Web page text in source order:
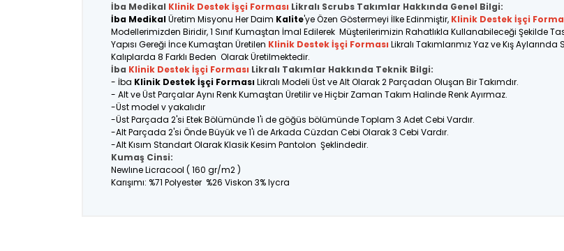
İba Medikal Klinik Destek İşçi Forması Likralı Scrubs Takımlar Hakkında Genel Bilgi:
İba MedikalÜretim Misyonu Her Daim Kalite'ye Özen Göstermeyi İlke Edinmiştir, Klinik Destek İşçi
Modellerimizden Biridir, 1 Sınıf Kumaştan İmal Edilerek Müşterilerimizin Rahatlıkla Kullanabileceği Şekilde
Yapısı Gereği İnce Kumaştan Üretilen Klinik Destek İşçi Forması Likralı Takımlarımız Yaz ve Kış
Kalıplarda 8 Farklı Beden Olarak Üretilmektedir.
İba Klinik Destek İşçi Forması Likralı Takımlar Hakkında Teknik Bilgi:
- İba Klinik Destek İşçi FormasıLikralı Modeli Üst ve Alt Olarak 2 Parçadan Oluşan Bir Takımdır.
- Alt ve Üst Parçalar Aynı Renk Kumaştan Üretilir ve Hiçbir Zaman Takım Halinde Renk Ayırmaz.
-Üst model v yakalıdır
-Üst Parçada 2'si Etek Bölümünde 1'i de göğüs bölümünde Toplam 3 Adet Cebi Vardır.
-Alt Parçada 2'si Önde Büyük ve 1'i de Arkada Cüzdan Cebi Olarak 3 Cebi Vardır.
-Alt Kısım Standart Olarak Klasik Kesim Pantolon Şeklindedir.
Kumaş Cinsi:
Newlıne Licracool ( 160 gr/m2 )
Karışımı: %71 Polyester %26 Viskon 3% lycra